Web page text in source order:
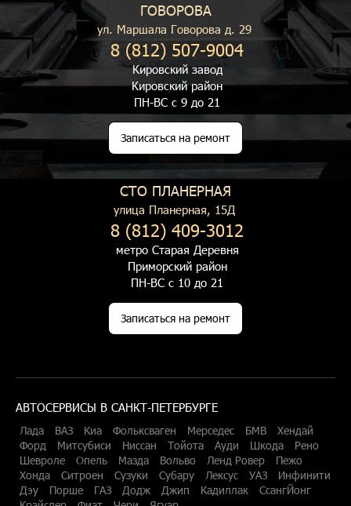
ГОВОРОВА
ул. Маршала Говорова д. 29
8 (812) 507-9004
Кировский завод
Кировский район
ПН-ВС с 9 до 21
Записаться на ремонт
СТО ПЛАНЕРНАЯ
улица Планерная, 15Д
8 (812) 409-3012
метро Старая Деревня
Приморский район
ПН-ВС с 10 до 21
Записаться на ремонт
АВТОСЕРВИСЫ В САНКТ-ПЕТЕРБУРГЕ
Лада ВАЗ Киа Фольксваген Мерседес БМВ
Хендай
Форд
Митсубиси Ниссан Тойота Ауди Шкода
Рено
Шевроле
Опель Мазда Вольво Ленд Ровер
Пежо
Хонда
Ситроен Сузуки Субару Лексус УАЗ
Инфинити
Дэу
Порше ГАЗ Додж Джип Кадиллак
СсангЙонг